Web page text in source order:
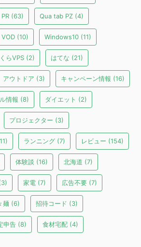
PR (63) Qua tab PZ (4)
VOD (10) Windows10 (11)
らVPS (2) はてな (21)
アウトドア (3) キャンペーン情報 (16)
情報 (8) ダイエット (2)
プロジェクター (3)
ランニング (7) レビュー (154)
体験談 (16) 北海道 (7)
家電 (7) 広告不要 (7)
麺 (6) 招待コード (3)
申告 (8) 食材宅配 (4)